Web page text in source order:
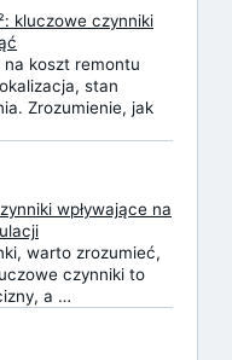
kluczowe czynniki
na koszt remontu
stan
Zrozumienie, jak
wpływające na
warto zrozumieć,
czynniki to
a …